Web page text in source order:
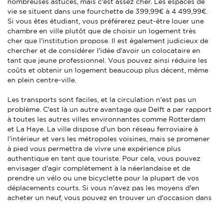
vie se situent dans une fourchette de 399,99€ à 4 499,99€.
Si vous êtes étudiant, vous préférerez peut-être louer une
chambre en ville plutôt que de choisir un logement très
cher que l'institution propose. Il est également judicieux de
chercher et de considérer l'idée d'avoir un colocataire en
tant que jeune professionnel. Vous pouvez ainsi réduire les
coûts et obtenir un logement beaucoup plus décent, même
en plein centre-ville.
Les transports sont faciles, et la circulation n'est pas un
problème. C'est là un autre avantage que Delft a par rapport
à toutes les autres villes environnantes comme Rotterdam
et La Haye. La ville dispose d'un bon réseau ferroviaire à
l'intérieur et vers les métropoles voisines, mais se promener
à pied vous permettra de vivre une expérience plus
authentique en tant que touriste. Pour cela, vous pouvez
envisager d'agir complètement à la néerlandaise et de
prendre un vélo ou une bicyclette pour la plupart de vos
déplacements courts. Si vous n'avez pas les moyens d'en
acheter un neuf, vous pouvez en trouver un d'occasion dans